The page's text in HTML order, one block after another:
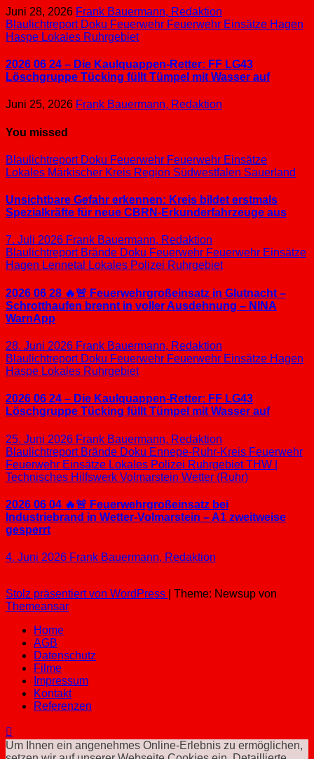
Juni 28, 2026 Frank Bauermann, Redaktion
Blaulichtreport Doku Feuerwehr Feuerwehr Einsätze Hagen
Haspe Lokales Ruhrgebiet
2026 06 24 – Die Kaulquappen-Retter: FF LG43
Löschgruppe Tücking füllt Tümpel mit Wasser auf
Juni 25, 2026 Frank Bauermann, Redaktion
You missed
Blaulichtreport Doku Feuerwehr Feuerwehr Einsätze
Lokales Märkischer Kreis Region Südwestfalen Sauerland
Unsichtbare Gefahr erkennen: Kreis bildet erstmals
Spezialkräfte für neue CBRN-Erkunderfahrzeuge aus
7. Juli 2026 Frank Bauermann, Redaktion
Blaulichtreport Brände Doku Feuerwehr Feuerwehr Einsätze
Hagen Lennetal Lokales Polizei Ruhrgebiet
2026 06 28 🔥🚨 Feuerwehrgroßeinsatz in Glutnacht –
Schrotthaufen brennt in voller Ausdehnung – NINA
WarnApp
28. Juni 2026 Frank Bauermann, Redaktion
Blaulichtreport Doku Feuerwehr Feuerwehr Einsätze Hagen
Haspe Lokales Ruhrgebiet
2026 06 24 – Die Kaulquappen-Retter: FF LG43
Löschgruppe Tücking füllt Tümpel mit Wasser auf
25. Juni 2026 Frank Bauermann, Redaktion
Blaulichtreport Brände Doku Ennepe-Ruhr-Kreis Feuerwehr
Feuerwehr Einsätze Lokales Polizei RuhrgebietTHW |
Technisches Hilfswerk Volmarstein Wetter (Ruhr)
2026 06 04 🔥🚨 Feuerwehrgroßeinsatz bei
Industriebrand in Wetter-Volmarstein – A1 zweitweise
gesperrt
4. Juni 2026 Frank Bauermann, Redaktion
Stolz präsentiert von WordPress
Theme: Newsup von
Themeansar
Home
AGB
Datenschutz
Filme
Impressum
Kontakt
Referenzen
Um Ihnen ein angenehmes Online-Erlebnis zu ermöglichen,